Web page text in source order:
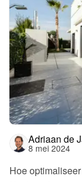
Adriaan de
8 mei 2024
Hoe